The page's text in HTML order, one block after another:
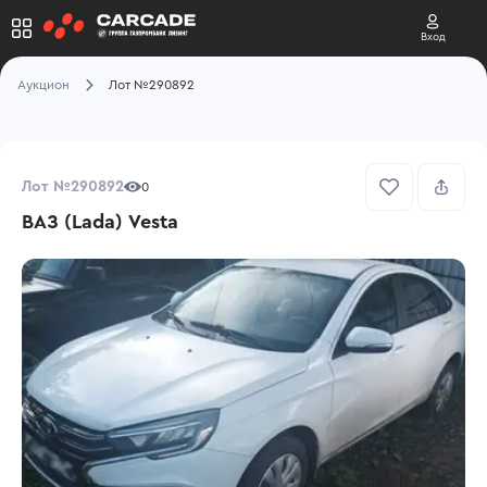
Вход
Аукцион Лот №290892
Лот №290892 0
ВАЗ (Lada) Vesta